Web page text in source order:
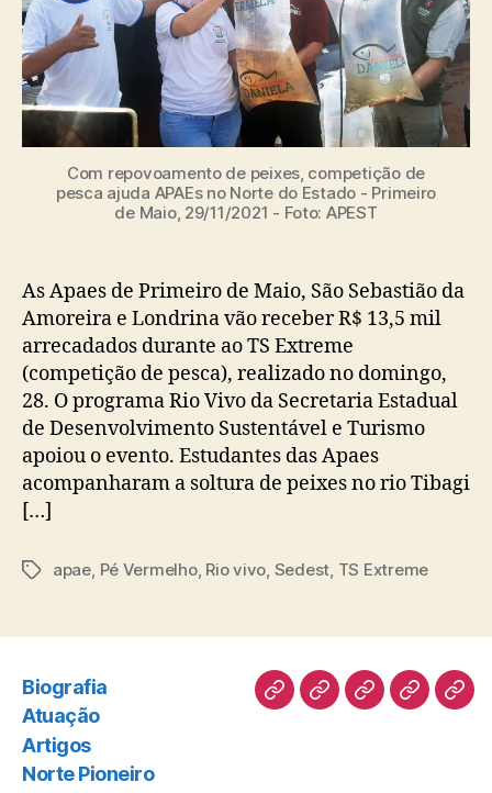
Com repovoamento de peixes, competição de
pesca ajuda APAEs no Norte do Estado - Primeiro
de Maio, 29/11/2021 - Foto: APEST
As Apaes de Primeiro de Maio, São Sebastião da
Amoreira e Londrina vão receber R$ 13,5 mil
arrecadados durante ao TS Extreme
(competição de pesca), realizado no domingo,
28. O programa Rio Vivo da Secretaria Estadual
de Desenvolvimento Sustentável e Turismo
apoiou o evento. Estudantes das Apaes
acompanharam a soltura de peixes no rio Tibagi
[…]
Tagsapae, Pé Vermelho, Rio vivo, Sedest, TS Extreme
Biografia
Atuação
Artigos
Norte Pioneiro
BiografiaAtuaçãoArtigosNorte